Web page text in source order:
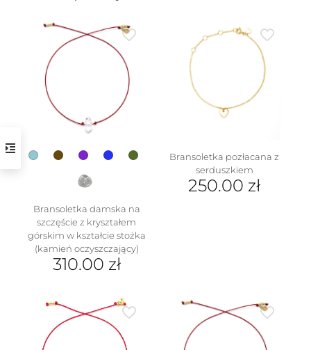
Bransoletka damska na
szczęście z kryształem
górskim w kształcie stożka
(kamień oczyszczający)
310.00 zł
ma
wiele
wariantów.
Bransoletka pozłacana z
serduszkiem
250.00 zł